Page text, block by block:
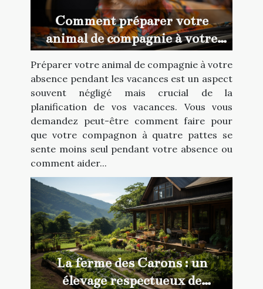
Comment préparer votre
animal de compagnie à votre
Préparer votre animal de compagnie à votre
absence pendant les vacances est un aspect
souvent négligé mais crucial de la
planification de vos vacances. Vous vous
demandez peut-être comment faire pour
que votre compagnon à quatre pattes se
sente moins seul pendant votre absence ou
comment aider...
La ferme des Carons : un
élevage respectueux de